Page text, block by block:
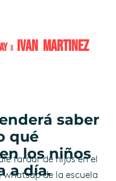
x IVAN MARTiNEZ
fardar de hijos en el
whatsap de la escuela
saber
qué
los niños
a día.